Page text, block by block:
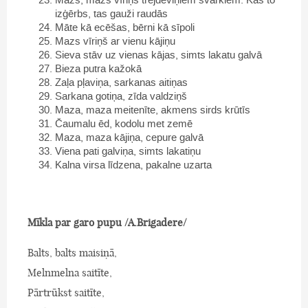
izģērbs, tas gauži raudās
Māte kā ecēšas, bērni kā sīpoli
Mazs vīriņš ar vienu kājiņu
Sieva stāv uz vienas kājas, simts lakatu galvā
Bieza putra kažokā
Zaļa pļaviņa, sarkanas aitiņas
Sarkana gotiņa, zīda valdziņš
Maza, maza meitenīte, akmens sirds krūtīs
Čaumalu ēd, kodolu met zemē
Maza, maza kājiņa, cepure galvā
Viena pati galviņa, simts lakatiņu
Kalna virsa līdzena, pakalne uzarta
Mīkla par garo pupu /A.Brigadere/
Balts, balts maisiņā,
Melnmelna saitīte,
Pārtrūkst saitīte,